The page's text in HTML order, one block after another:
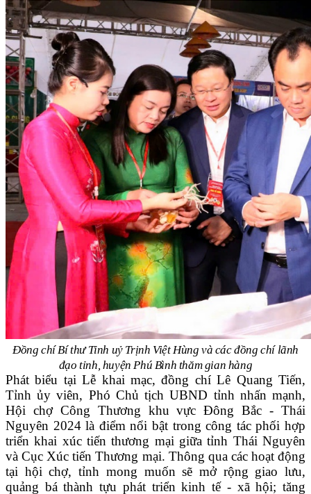
Đồng chí Bí thư Tỉnh uỷ Trịnh Việt Hùng và các đồng chí lãnh
đạo tỉnh, huyện Phú Bình thăm gian hàng
Phát biểu tại Lễ khai mạc, đồng chí Lê Quang Tiến,
Tỉnh ủy viên, Phó Chủ tịch UBND tỉnh nhấn mạnh,
Hội chợ Công Thương khu vực Đông Bắc - Thái
Nguyên 2024 là điểm nổi bật trong công tác phối hợp
triển khai xúc tiến thương mại giữa tỉnh Thái Nguyên
và Cục Xúc tiến Thương mại. Thông qua các hoạt động
tại hội chợ, tỉnh mong muốn sẽ mở rộng giao lưu,
quảng bá thành tựu phát triển kinh tế - xã hội; tăng